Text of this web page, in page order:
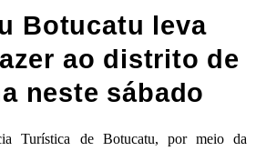
Botucatu leva
ao distrito de
neste sábado
Turística de Botucatu, por meio da